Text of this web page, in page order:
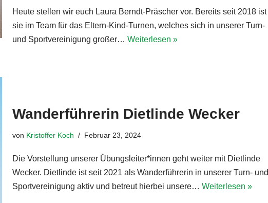
Heute stellen wir euch Laura Berndt-Präscher vor. Bereits seit 2018 ist
sie im Team für das Eltern-Kind-Turnen, welches sich in unserer Turn-
und Sportvereinigung großer…Weiterlesen »
Wanderführerin Dietlinde Wecker
von Kristoffer Koch Februar 23, 2024
Die Vorstellung unserer Übungsleiter*innen geht weiter mit Dietlinde
Wecker. Dietlinde ist seit 2021 als Wanderführerin in unserer Turn- und
Sportvereinigung aktiv und betreut hierbei unsere…Weiterlesen »